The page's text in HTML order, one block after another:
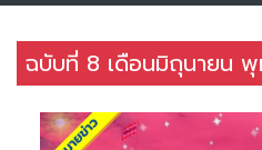
ฉบับที่ 8 เดือนมิถุนายน